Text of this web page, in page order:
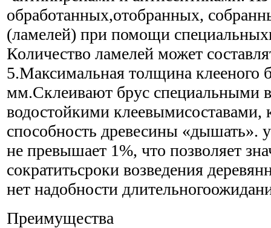
обработанных,отобранных,
(ламелей) при помощи
Количество ламелей может
5.Максимальная толщина клееного
мм.Склеивают брус специальными
водостойкими клеевымисоставами,
способность древесины «дышать».
не превышает 1%, что позволяет
сократитьсроки возведения
нет надобности
Преимущества